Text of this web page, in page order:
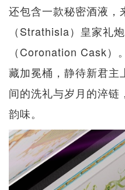
还包含一款秘密酒液，
（Strathisla）皇家礼
（Coronation Cask）
藏加冕桶，静待新君主
间的洗礼与岁月的淬
韵味。